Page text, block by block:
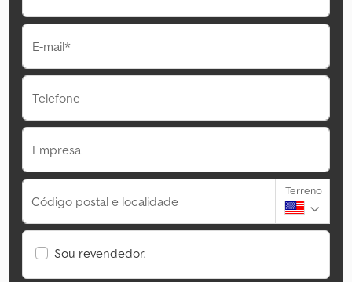
E-mail*
Telefone
Empresa
Código postal e localidade
Terreno
Sou revendedor.